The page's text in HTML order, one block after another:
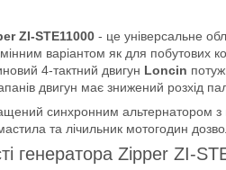
ZI-STE11000 - це універсальне
варіантом як для побутових
4-тактний двигун Loncin
двигун має знижений розхід
синхронним альтернатором з
та лічильник мотогодин
генератора Zipper ZI-